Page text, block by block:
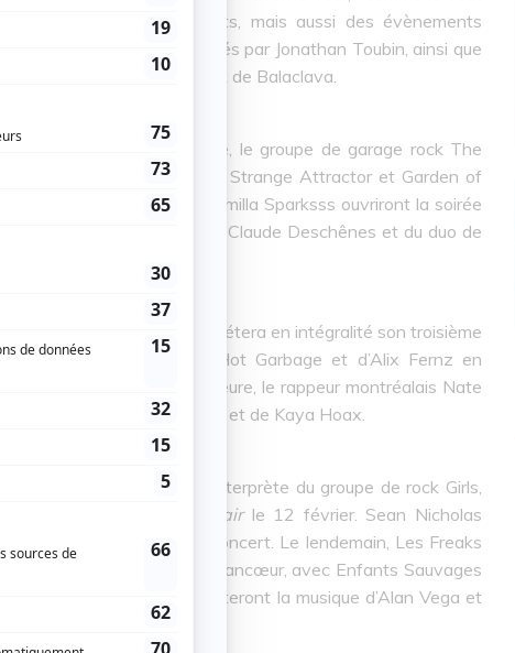
accueillera des concerts, mais aussi des évènements
concours de danse assurés par Jonathan Toubin, ainsi que
sur fond de musique punk de Balaclava.
que recevra Le Ministère, le groupe de garage rock The
13 février à 20 h 30 avec Strange Attractor et Garden of
à 20 h, Firstsex et Camilla Sparksss ouvriront la soirée
multidisciplinaire Annie-Claude Deschênes et du duo de
punk Protomartyr interprétera en intégralité son troisième
de Yoo Doo Right, de Hot Garbage et d’Alix Fernz en
le lendemain à la même heure, le rappeur montréalais Nate
de Chung, de Blaise Rival et de Kaya Hoax.
auteur-compositeur-interprète du groupe de rock Girls,
Barefoot Through Your Hairle 12 février. Sean Nicholas
premières parties de ce concert. Le lendemain, Les Freaks
« bummage » à Lucien Francœur, avec Enfants Sauvages
& Marc Hurtado y ressusciteront la musique d’Alan Vega et
et Belly Hatcher.